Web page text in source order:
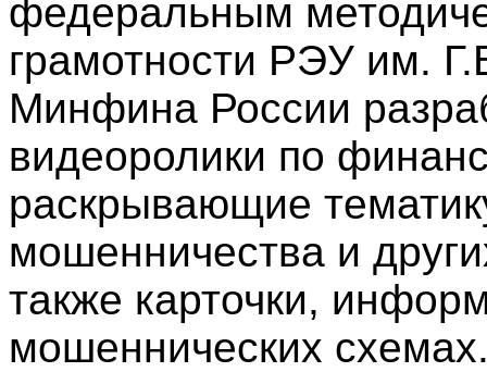
федеральным
грамотности РЭУ им.
Минфина России
видеоролики по
раскрывающие
мошенничества и
также карточки,
мошеннических